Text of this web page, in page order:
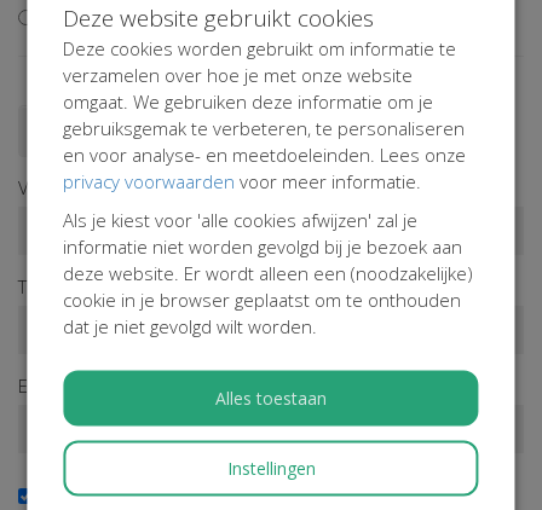
Ik wil niet bijdragen aan de transactiekosten
Doneren als persoon Doneren als bedrijf
Voornaam*
Tussenv. Achternaam*
E-mailadres*
Ja, ik wil de nieuwsbrief ontvangen
Deze website gebruikt cookies
Deze cookies worden gebruikt om informatie te
verzamelen over hoe je met onze website
omgaat. We gebruiken deze informatie om je
gebruiksgemak te verbeteren, te personaliseren
en voor analyse- en meetdoeleinden. Lees onze
privacy voorwaarden voor meer informatie.
Als je kiest voor 'alle cookies afwijzen' zal je
informatie niet worden gevolgd bij je bezoek aan
deze website. Er wordt alleen een (noodzakelijke)
cookie in je browser geplaatst om te onthouden
dat je niet gevolgd wilt worden.
Alles toestaan
Instellingen